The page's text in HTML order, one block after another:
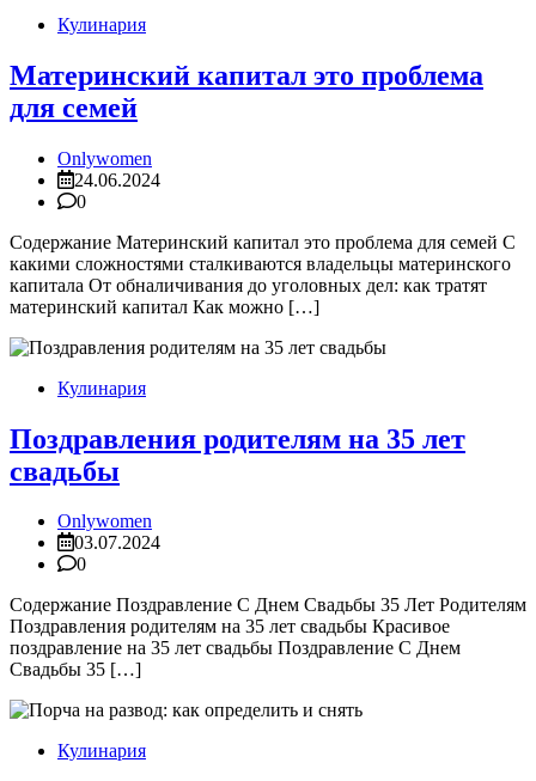
Кулинария
Материнский капитал это проблема
для семей
Onlywomen
24.06.2024
0
Содержание Материнский капитал это проблема для семей С
какими сложностями сталкиваются владельцы материнского
капитала От обналичивания до уголовных дел: как тратят
материнский капитал Как можно […]
Кулинария
Поздравления родителям на 35 лет
свадьбы
Onlywomen
03.07.2024
0
Содержание Поздравление С Днем Свадьбы 35 Лет Родителям
Поздравления родителям на 35 лет свадьбы Красивое
поздравление на 35 лет свадьбы Поздравление С Днем
Свадьбы 35 […]
Кулинария